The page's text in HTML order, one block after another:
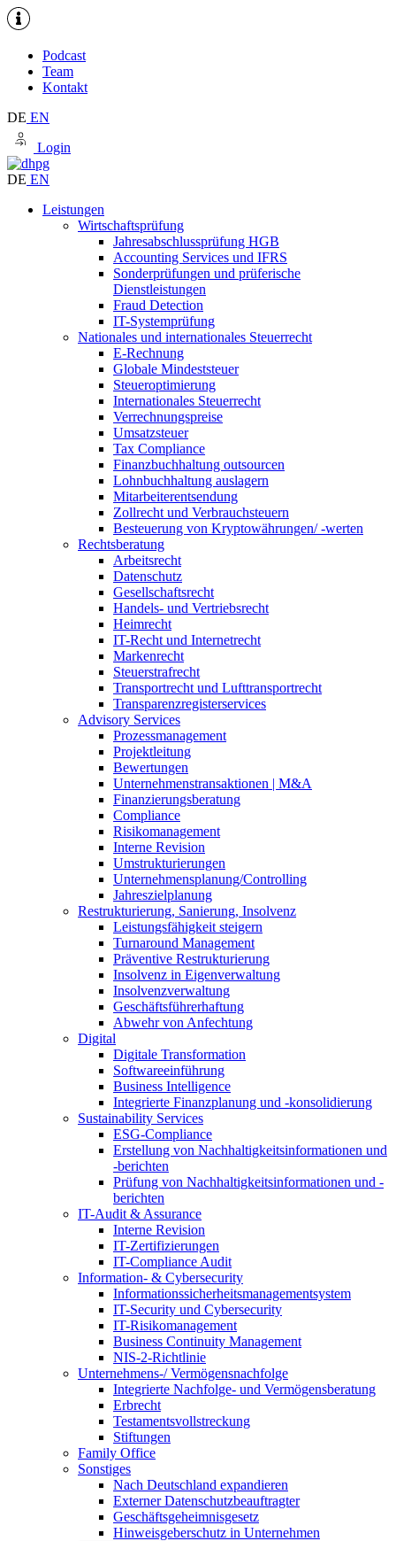
Podcast
Team
Kontakt
DE EN
Login
DE EN
Leistungen
Wirtschaftsprüfung
Jahresabschlussprüfung HGB
Accounting Services und IFRS
Sonderprüfungen und prüferische
Dienstleistungen
Fraud Detection
IT-Systemprüfung
Nationales und internationales Steuerrecht
E-Rechnung
Globale Mindeststeuer
Steueroptimierung
Internationales Steuerrecht
Verrechnungspreise
Umsatzsteuer
Tax Compliance
Finanzbuchhaltung outsourcen
Lohnbuchhaltung auslagern
Mitarbeiterentsendung
Zollrecht und Verbrauchsteuern
Besteuerung von Kryptowährungen/ -werten
Rechtsberatung
Arbeitsrecht
Datenschutz
Gesellschaftsrecht
Handels- und Vertriebsrecht
Heimrecht
IT-Recht und Internetrecht
Markenrecht
Steuerstrafrecht
Transportrecht und Lufttransportrecht
Transparenzregisterservices
Advisory Services
Prozessmanagement
Projektleitung
Bewertungen
Unternehmenstransaktionen | M&A
Finanzierungsberatung
Compliance
Risikomanagement
Interne Revision
Umstrukturierungen
Unternehmensplanung/Controlling
Jahreszielplanung
Restrukturierung, Sanierung, Insolvenz
Leistungsfähigkeit steigern
Turnaround Management
Präventive Restrukturierung
Insolvenz in Eigenverwaltung
Insolvenzverwaltung
Geschäftsführerhaftung
Abwehr von Anfechtung
Digital
Digitale Transformation
Softwareeinführung
Business Intelligence
Integrierte Finanzplanung und -konsolidierung
Sustainability Services
ESG-Compliance
Erstellung von Nachhaltigkeitsinformationen und
-berichten
Prüfung von Nachhaltigkeitsinformationen und -
berichten
IT-Audit & Assurance
Interne Revision
IT-Zertifizierungen
IT-Compliance Audit
Information- & Cybersecurity
Informationssicherheitsmanagementsystem
IT-Security und Cybersecurity
IT-Risikomanagement
Business Continuity Management
NIS-2-Richtlinie
Unternehmens-/Vermögensnachfolge
Integrierte Nachfolge- und Vermögensberatung
Erbrecht
Testamentsvollstreckung
Stiftungen
Family Office
Sonstiges
Nach Deutschland expandieren
Externer Datenschutzbeauftragter
Geschäftsgeheimnisgesetz
Hinweisgeberschutz in Unternehmen